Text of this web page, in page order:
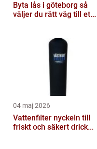
Byta lås i göteborg så
väljer du rätt väg till et...
04 maj 2026
Vattenfilter nyckeln till
friskt och säkert drick...